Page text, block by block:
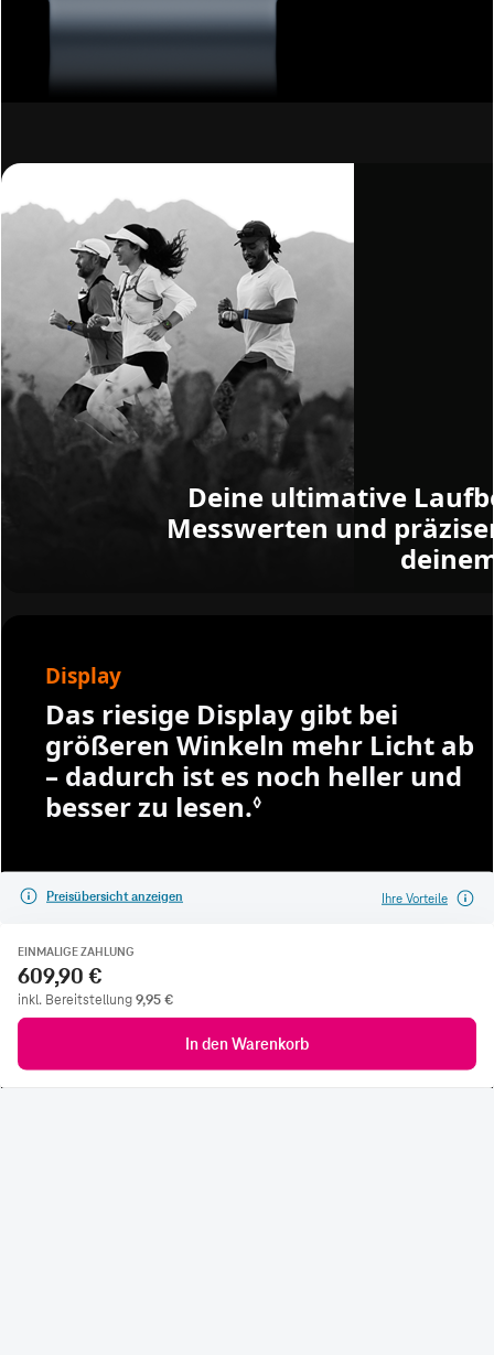
Preisübersicht anzeigen Ihre Vorteile
EINMALIGE ZAHLUNG
609,90 €
inkl. Bereitstellung9,95€
In den Warenkorb